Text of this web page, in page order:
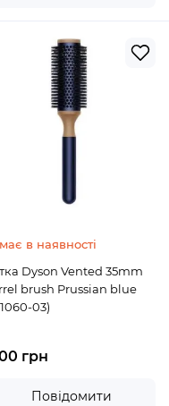
в наявності
Dyson Vented 35mm
brush Prussian blue
03)
грн
Повідомити